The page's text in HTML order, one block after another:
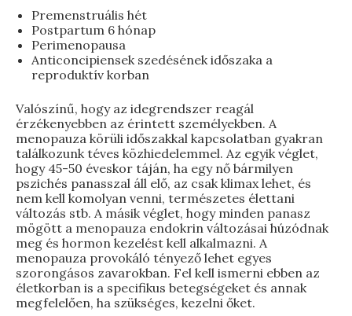
Premenstruális hét
Postpartum 6 hónap
Perimenopausa
Anticoncipiensek szedésének időszaka a
reproduktív korban
Valószínű, hogy az idegrendszer reagál
érzékenyebben az érintett személyekben. A
menopauza körüli időszakkal kapcsolatban gyakran
találkozunk téves közhiedelemmel. Az egyik véglet,
hogy 45-50 éveskor táján, ha egy nő bármilyen
pszichés panasszal áll elő, az csak klimax lehet, és
nem kell komolyan venni, természetes élettani
változás stb. A másik véglet, hogy minden panasz
mögött a menopauza endokrin változásai húzódnak
meg és hormon kezelést kell alkalmazni. A
menopauza provokáló tényező lehet egyes
szorongásos zavarokban. Fel kell ismerni ebben az
életkorban is a specifikus betegségeket és annak
megfelelően, ha szükséges, kezelni őket.